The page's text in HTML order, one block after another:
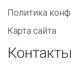
Политика
Карта сайта
Контакты